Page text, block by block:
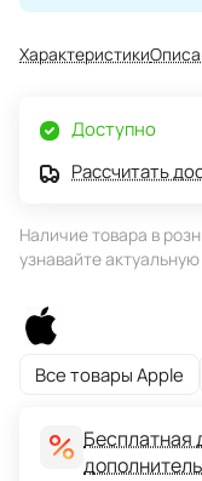
Характеристики
Доступно
Рассчитать
Наличие товара в
узнавайте
Все товары Apple
Бесплатная